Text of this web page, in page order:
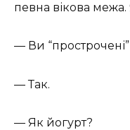
певна вікова
— Ви
— Так.
— Як йогурт?